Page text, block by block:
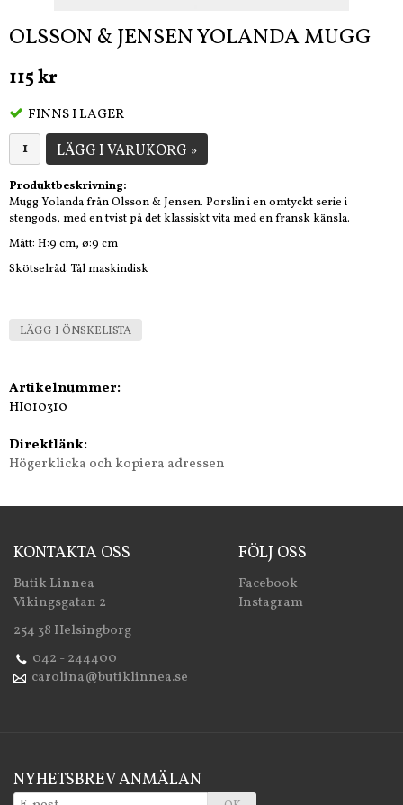
OLSSON & JENSEN YOLANDA MUGG
115 kr
FINNS I LAGER
LÄGG I VARUKORG »
Produktbeskrivning:
Mugg Yolanda från Olsson & Jensen. Porslin i en omtyckt serie i
stengods, med en tvist på det klassiskt vita med en fransk känsla.
Mått: H:9 cm, ø:9 cm
Skötselråd: Tål maskindisk
LÄGG I ÖNSKELISTA
Artikelnummer:
HI010310
Direktlänk:
Högerklicka och kopiera adressen
KONTAKTA OSS
Butik Linnea
Vikingsgatan 2
254 38 Helsingborg
042 - 244400
carolina@butiklinnea.se
FÖLJ OSS
Facebook
Instagram
NYHETSBREV ANMÄLAN